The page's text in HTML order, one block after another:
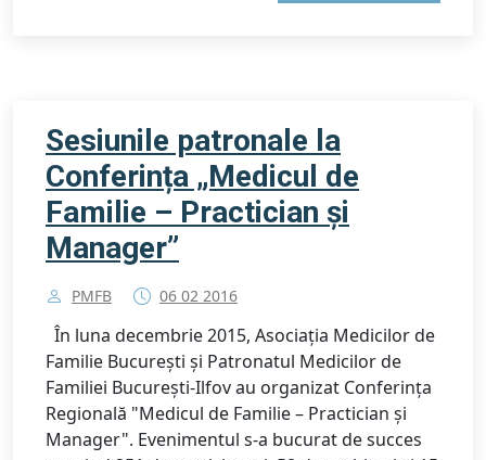
Sesiunile patronale la
Conferința „Medicul de
Familie – Practician și
Manager”
PMFB 06 02 2016
În luna decembrie 2015, Asociația Medicilor de
Familie București și Patronatul Medicilor de
Familiei București-Ilfov au organizat Conferința
Regională "Medicul de Familie – Practician și
Manager". Evenimentul s-a bucurat de succes